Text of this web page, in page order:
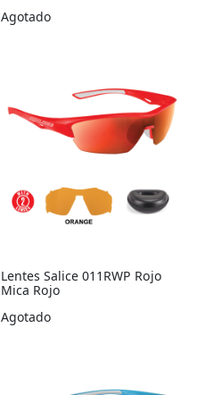
Agotado
Lentes Salice 011RWP Rojo
Mica Rojo
Agotado